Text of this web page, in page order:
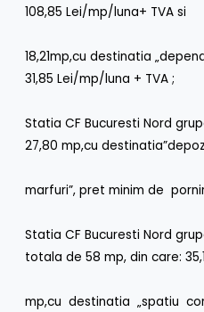
108,85 Lei/mp/luna+ TVA si
18,21mp,cu destinatia
31,85 Lei/mp/luna + TVA ;
Statia CF Bucuresti Nord
27,80 mp,cu
marfuri”, pret minim de
Statia CF Bucuresti Nord
totala de 58 mp, din care:
mp,cu destinatia „spatiu